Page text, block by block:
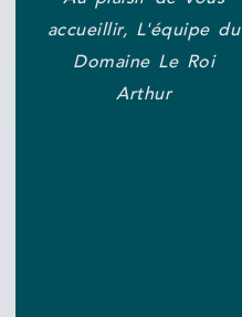
accueillir, L'équipe du
Domaine Le Roi
Arthur